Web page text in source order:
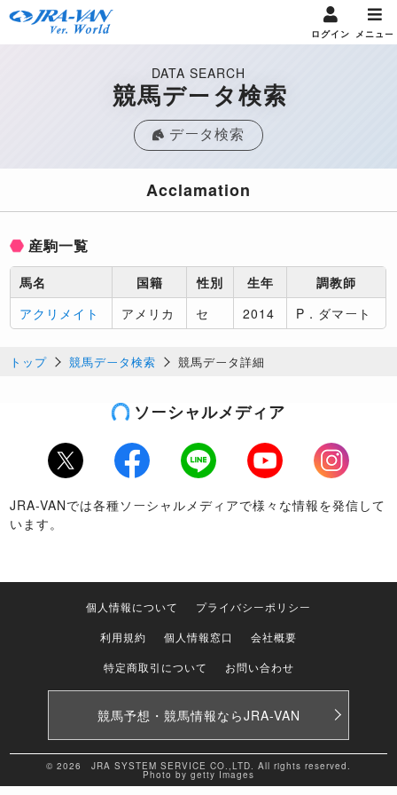
ログイン メニュー
DATA SEARCH
競馬データ検索
データ検索
Acclamation
産駒一覧
馬名 国籍 性別 生年
調教師
アクリメイト
アメリカ セ 2014 P．ダマート
トップ 競馬データ検索 競馬データ詳細
ソーシャルメディア
Twitter Facebook LINE Youtube
Instagram
JRA-VANでは各種ソーシャルメディアで様々な情報を発信して
います。
個人情報について
プライバシーポリシー
利用規約
個人情報窓口
会社概要
特定商取引について
お問い合わせ
競馬予想・競馬情報ならJRA-VAN
© 2026 JRA SYSTEM SERVICE CO.,LTD. All rights reserved.
Photo by getty Images